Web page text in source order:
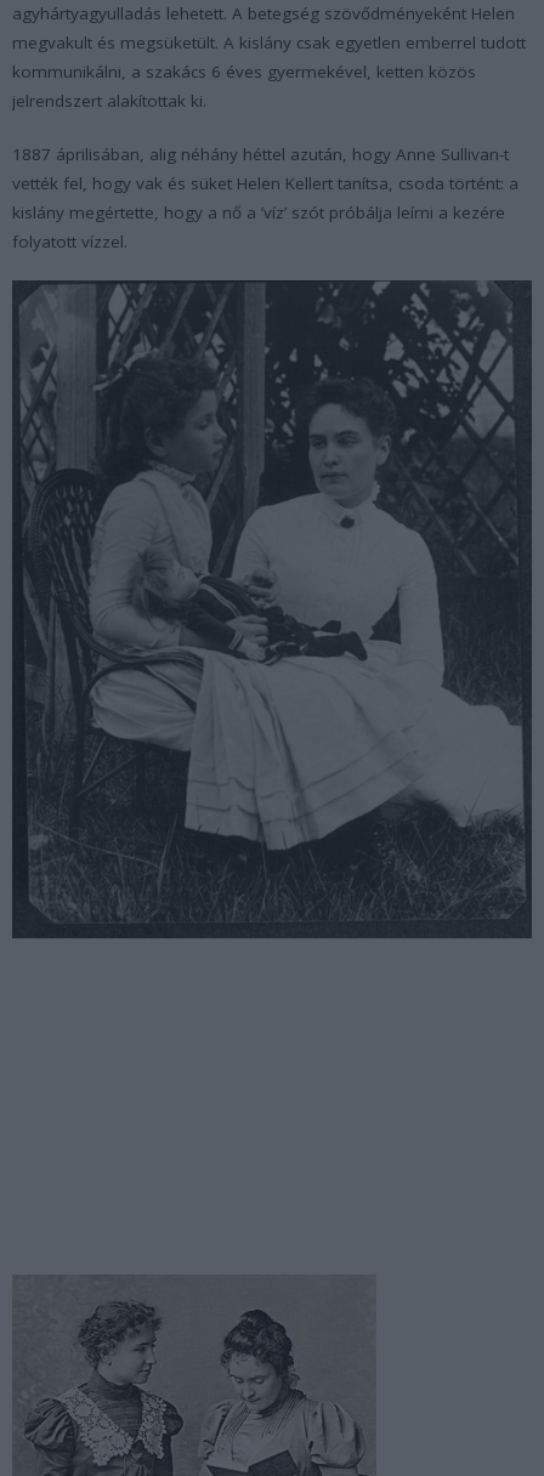
agyhártyagyulladás lehetett. A betegség szövődményeként Helen
megvakult és megsüketült. A kislány csak egyetlen emberrel tudott
kommunikálni, a szakács 6 éves gyermekével, ketten közös
jelrendszert alakítottak ki.
1887 áprilisában, alig néhány héttel azután, hogy Anne Sullivan-t
vették fel, hogy vak és süket Helen Kellert tanítsa, csoda történt: a
kislány megértette, hogy a nő a ’víz’ szót próbálja leírni a kezére
folyatott vízzel.